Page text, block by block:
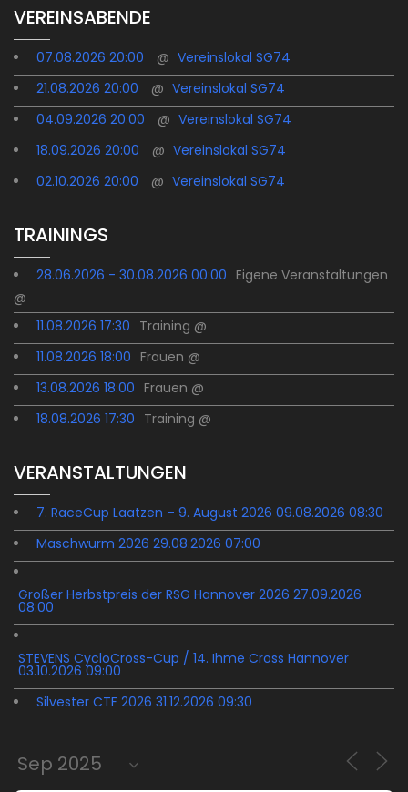
VEREINSABENDE
07.08.2026 20:00 @ Vereinslokal SG74
21.08.2026 20:00
@ Vereinslokal SG74
04.09.2026 20:00
@ Vereinslokal SG74
18.09.2026 20:00
@ Vereinslokal SG74
02.10.2026 20:00
@ Vereinslokal SG74
TRAININGS
28.06.2026 - 30.08.2026 00:00 Eigene Veranstaltungen
@
11.08.2026 17:30 Training @
11.08.2026 18:00 Frauen @
13.08.2026 18:00 Frauen @
18.08.2026 17:30 Training @
VERANSTALTUNGEN
7. RaceCup Laatzen – 9. August 2026 09.08.2026 08:30
Maschwurm 2026 29.08.2026 07:00
Großer Herbstpreis der RSG Hannover 2026 27.09.2026
08:00
STEVENS CycloCross-Cup / 14. Ihme Cross Hannover
03.10.2026 09:00
Silvester CTF 2026 31.12.2026 09:30